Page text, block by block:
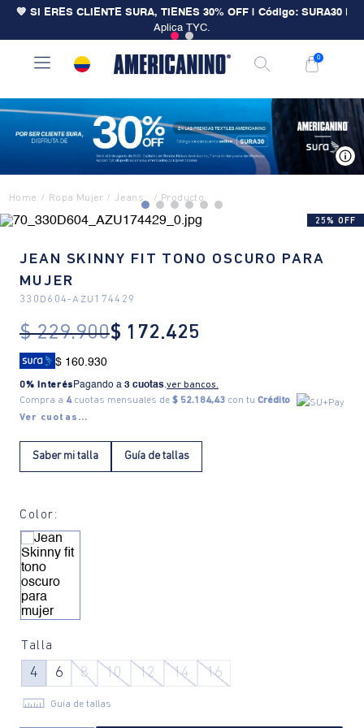
💙 SI ERES CLIENTE SURA, TIENES 30% OFF | Código: SURA30
Aplica TYC.
0
Ropa Mujer Jeans
25% OFF
JEAN SKINNY FIT TONO OSCURO PARA
MUJER
330D604-AZU174429
$ 229.900$ 172.425
$ 160.930
0% Interés Pagando a 3 cuotas.ver bancos.
Compra a 4cuotas mensuales de $ 52.184,43 con tu Crédito
Ver cuotas...
Saber mi talla Guía de tallas
Color:
Talla
4 6 8 10 12 14 16
Guía de tallas